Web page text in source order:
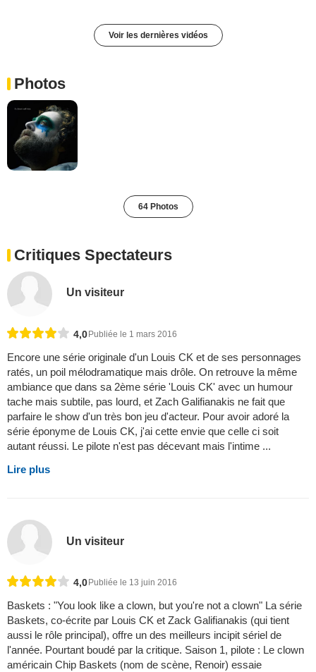
Voir les dernières vidéos
Photos
64 Photos
Critiques Spectateurs
Un visiteur
4,0 Publiée le 1 mars 2016
Encore une série originale d'un Louis CK et de ses personnages
ratés, un poil mélodramatique mais drôle. On retrouve la même
ambiance que dans sa 2ème série 'Louis CK' avec un humour
tache mais subtile, pas lourd, et Zach Galifianakis ne fait que
parfaire le show d'un très bon jeu d'acteur. Pour avoir adoré la
série éponyme de Louis CK, j'ai cette envie que celle ci soit
autant réussi. Le pilote n'est pas décevant mais l'intime ...
Lire plus
Un visiteur
4,0 Publiée le 13 juin 2016
Baskets : "You look like a clown, but you're not a clown" La série
Baskets, co-écrite par Louis CK et Zack Galifianakis (qui tient
aussi le rôle principal), offre un des meilleurs incipit sériel de
l'année. Pourtant boudé par la critique. Saison 1, pilote : Le clown
américain Chip Baskets (nom de scène, Renoir) essaie